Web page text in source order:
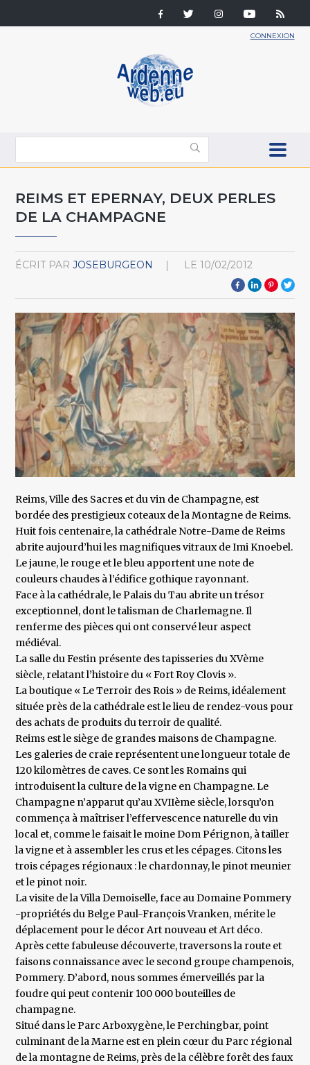
CONNEXION
REIMS ET EPERNAY, DEUX PERLES
DE LA CHAMPAGNE
ÉCRIT PAR JOSEBURGEON LE 10/02/2012
Reims, Ville des Sacres et du vin de Champagne, est
bordée des prestigieux coteaux de la Montagne de Reims.
Huit fois centenaire, la cathédrale Notre-Dame de Reims
abrite aujourd’hui les magnifiques vitraux de Imi Knoebel.
Le jaune, le rouge et le bleu apportent une note de
couleurs chaudes à l’édifice gothique rayonnant.
Face à la cathédrale, le Palais du Tau abrite un trésor
exceptionnel, dont le talisman de Charlemagne. Il
renferme des pièces qui ont conservé leur aspect
médiéval.
La salle du Festin présente des tapisseries du XVème
siècle, relatant l’histoire du « Fort Roy Clovis ».
La boutique « Le Terroir des Rois » de Reims, idéalement
située près de la cathédrale est le lieu de rendez-vous pour
des achats de produits du terroir de qualité.
Reims est le siège de grandes maisons de Champagne.
Les galeries de craie représentent une longueur totale de
120 kilomètres de caves. Ce sont les Romains qui
introduisent la culture de la vigne en Champagne. Le
Champagne n’apparut qu’au XVIIème siècle, lorsqu’on
commença à maîtriser l’effervescence naturelle du vin
local et, comme le faisait le moine Dom Pérignon, à tailler
la vigne et à assembler les crus et les cépages. Citons les
trois cépages régionaux : le chardonnay, le pinot meunier
et le pinot noir.
La visite de la Villa Demoiselle, face au Domaine Pommery
-propriétés du Belge Paul-François Vranken, mérite le
déplacement pour le décor Art nouveau et Art déco.
Après cette fabuleuse découverte, traversons la route et
faisons connaissance avec le second groupe champenois,
Pommery. D’abord, nous sommes émerveillés par la
foudre qui peut contenir 100 000 bouteilles de
champagne.
Situé dans le Parc Arboxygène, le Perchingbar, point
culminant de la Marne est en plein cœur du Parc régional
de la montagne de Reims, près de la célèbre forêt des faux